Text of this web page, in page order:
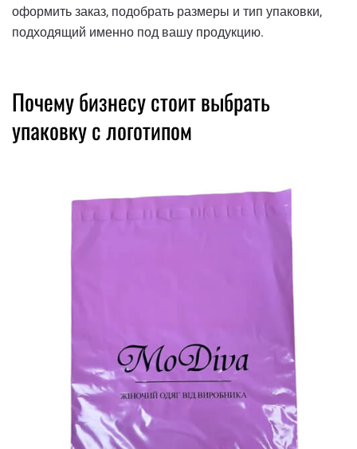
оформить заказ, подобрать размеры и тип упаковки,
подходящий именно под вашу продукцию.
Почему бизнесу стоит выбрать
упаковку с логотипом